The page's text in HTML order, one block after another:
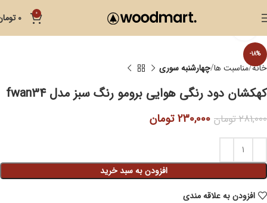
0
0
-18%
خانه مناسبت ها چهارشنبه سوری
کهکشان دود رنگی هوایی برومو رنگ سبز مدل fwan34
281,000تومان 230,000 تومان
افزودن به سبد خرید
افزودن به علاقه مندی